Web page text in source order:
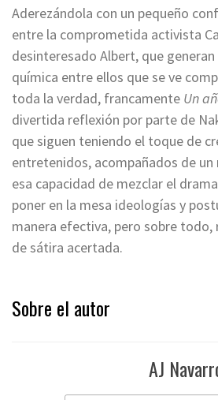
Aderezándola con un pequeño
entre la comprometida activista
desinteresado Albert, que
química entre ellos que se ve
toda la verdad, francamente Un
divertida reflexión por parte de
que siguen teniendo el toque de
entretenidos, acompañados de
esa capacidad de mezclar el
poner en la mesa ideologías y
manera efectiva, pero sobre todo,
de sátira acertada.
Sobre el autor
AJ